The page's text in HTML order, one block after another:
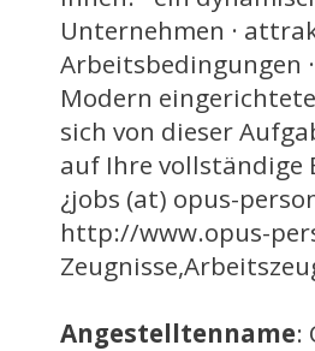
Unternehmen ·
Arbeitsbedingungen
Modern
sich von dieser
auf Ihre vollständige
¿jobs (at) opus-
http://www.opus-
Angestelltenname: